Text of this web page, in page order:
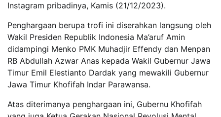
Instagram pribadinya, Kamis (21/12/2023).
Penghargaan berupa trofi ini diserahkan langsung oleh
Wakil Presiden Republik Indonesia Ma’aruf Amin
didampingi Menko PMK Muhadjir Effendy dan Menpan
RB Abdullah Azwar Anas kepada Wakil Gubernur Jawa
Timur Emil Elestianto Dardak yang mewakili Gubernur
Jawa Timur Khofifah Indar Parawansa.
Atas diterimanya penghargaan ini, Gubernu Khofifah